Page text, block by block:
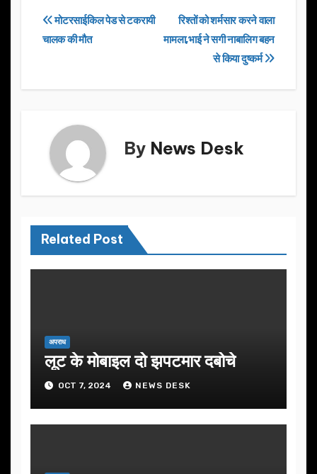
e
b
o
o
n
e
Post
navigation
रिश्तों को शर्मसार करने वाला
मामला,भाई ने सगी नाबालिग बहन
से किया दुष्कर्म
मोटरसाईकिल पेड से टकरायी
चालक की मौत
By News Desk
Related Post
अपराध
लूट के मोबाइल दो झपटमार दबोचे
OCT 7, 2024 NEWS DESK